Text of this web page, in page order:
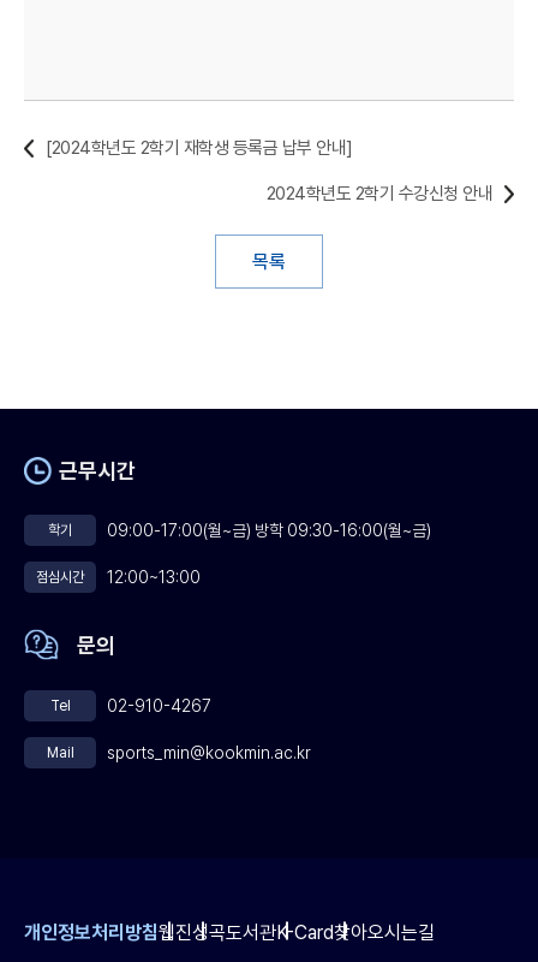
[2024학년도 2학기 재학생 등록금 납부 안내]
목록
2024학년도 2학기 수강신청 안내
개인정보처리방침웹진성곡도서관K-Card찾아오시는길
근무시간
학기 09:00-17:00(월~금) 방학 09:30-16:00(월~금)
점심시간 12:00~13:00
문의
Tel 02-910-4267
Mail sports_min@kookmin.ac.kr